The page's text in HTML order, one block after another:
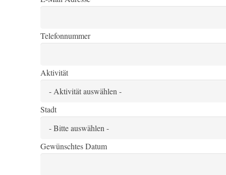
Telefonnummer
Aktivität
Stadt
Gewünschtes Datum